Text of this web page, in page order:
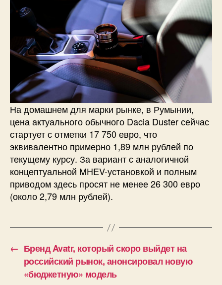
На домашнем для марки рынке, в Румынии,
цена актуального обычного Dacia Duster сейчас
стартует с отметки 17 750 евро, что
эквивалентно примерно 1,89 млн рублей по
текущему курсу. За вариант с аналогичной
концептуальной MHEV-установкой и полным
приводом здесь просят не менее 26 300 евро
(около 2,79 млн рублей).
← Бренд Avatr, который скоро выйдет на
российский рынок, анонсировал новую
«бюджетную» модель